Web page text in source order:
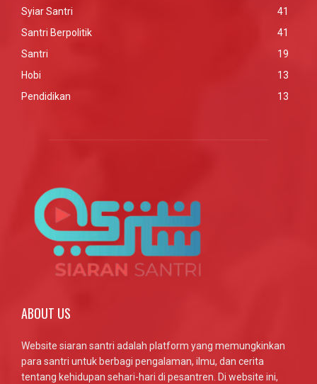
Syiar Santri
41
Santri Berpolitik
41
Santri
19
Hobi
13
Pendidikan
13
ABOUT US
Website siaran santri adalah platform yang memungkinkan
para santri untuk berbagi pengalaman, ilmu, dan cerita
tentang kehidupan sehari-hari di pesantren. Di website ini,